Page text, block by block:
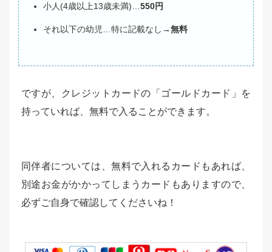
小人(4歳以上13歳未満)… 550円
それ以下の幼児…特に記載なし→無料
ですが、クレジットカードの「ゴールドカード」を
持っていれば、 無料で入ることができます。
同伴者については、無料で入れるカードもあれば、
別途お金がかかってしまうカードもありますので、
必ずご自身で確認してくださいね！